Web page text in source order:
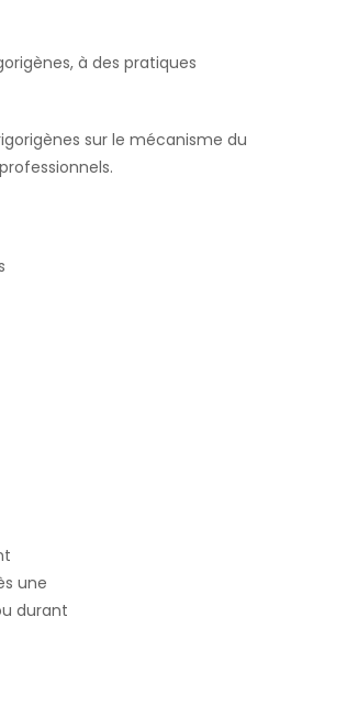
à des pratiques
sur le mécanisme du
une
durant